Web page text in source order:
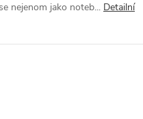
nejenom jako noteb... Detailní